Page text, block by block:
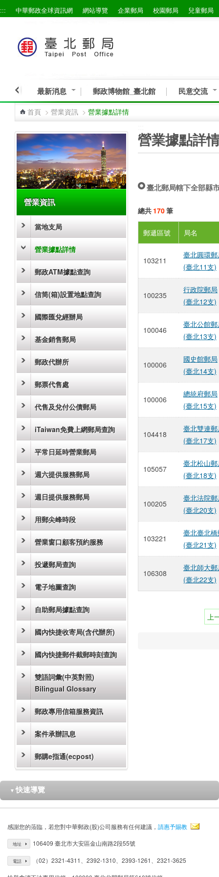
跳到主要內容區塊
::: 中華郵政全球資訊網 網站導覽 企業郵局 校園郵局 兒童郵局
最新消息 郵政博物館_臺北館 民意交流
首頁 > 營業資訊 > 營業據點詳情
營業資訊
當地支局
營業據點詳情
郵政ATM據點查詢
信筒(箱)設置地點查詢
國際匯兌經辦局
基金銷售郵局
郵政代辦所
郵票代售處
代售及兌付公債郵局
iTaiwan免費上網郵局查詢
平常日延時營業郵局
週六提供服務郵局
週日提供服務郵局
用郵尖峰時段
營業窗口顧客預約服務
投遞郵局查詢
電子地圖查詢
自助郵局據點查詢
國內快捷收寄局(含代辦所)
國內快捷郵件截郵時刻查詢
雙語詞彙(中英對照)
Bilingual Glossary
郵政專用信箱服務資訊
案件承辦訊息
郵購e指通(ecpost)
營業據點詳
臺北郵局轄下全部縣
總共 170筆
郵遞區號 局名
103211
臺北圓環
(臺北11支)
100235
行政院郵局
(臺北12支)
100046
臺北公館
(臺北13支)
100006
國史館郵局
(臺北14支)
100006
總統府郵局
(臺北15支)
104418
臺北雙連
(臺北17支)
105057
臺北松山
(臺北18支)
100205
臺北法院
(臺北20支)
103221
臺北臺北
(臺北21支)
106308
臺北師大
(臺北22支)
上
▼ 快速導覽
感謝您的蒞臨，若您對中華郵政(股)公司服務有任何建議， 請惠予賜教
地址 106409 臺北市大安區金山南路2段55號
電話 （02）2321-4311、2392-1310、2393-1261、2321-3625